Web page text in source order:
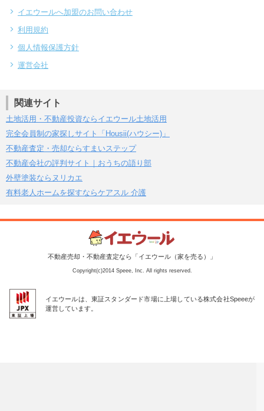
イエウールへ加盟のお問い合わせ
利用規約
個人情報保護方針
運営会社
関連サイト
土地活用・不動産投資ならイエウール土地活用
完全会員制の家探しサイト「Housii(ハウシー)」
不動産査定・売却ならすまいステップ
不動産会社の評判サイト｜おうちの語り部
外壁塗装ならヌリカエ
有料老人ホームを探すならケアスル 介護
不動産売却・不動産査定なら「イエウール（家を売る）」
Copyright(c)2014 Speee, Inc. All rights reserved.
イエウールは、東証スタンダード市場に上場している株式会社Speeeが
運営しています。